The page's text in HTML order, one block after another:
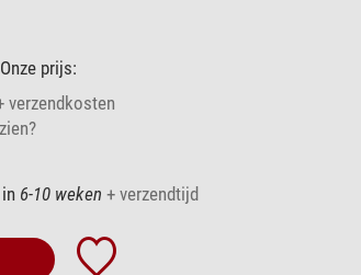
prijs:
verzendkosten
6-10 weken + verzendtijd